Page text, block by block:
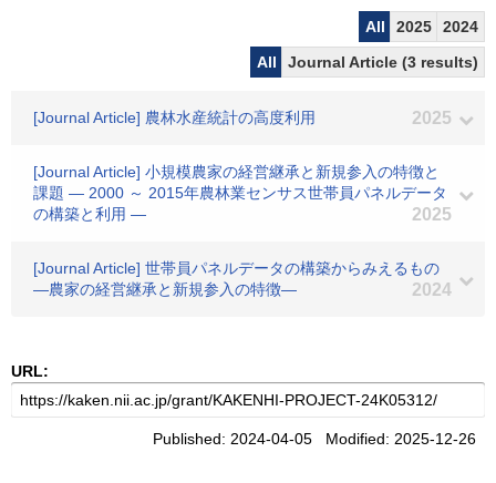
All 2025
2024
All
Journal Article (3 results)
[Journal Article] 農林水産統計の高度利用 2025
[Journal Article] 小規模農家の経営継承と新規参入の特徴と
課題 ― 2000 ～ 2015年農林業センサス世帯員パネルデータ
の構築と利用 ―
2025
[Journal Article] 世帯員パネルデータの構築からみえるもの
―農家の経営継承と新規参入の特徴―
2024
URL:
Published: 2024-04-05 Modified: 2025-12-26